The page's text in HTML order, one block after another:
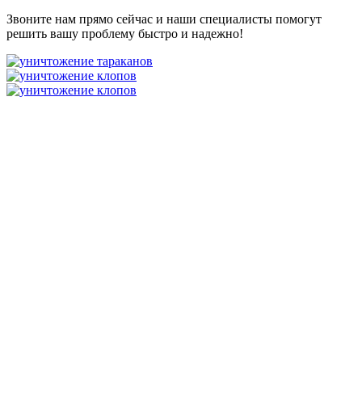
Звоните нам прямо сейчас и наши специалисты помогут
решить вашу проблему быстро и надежно!